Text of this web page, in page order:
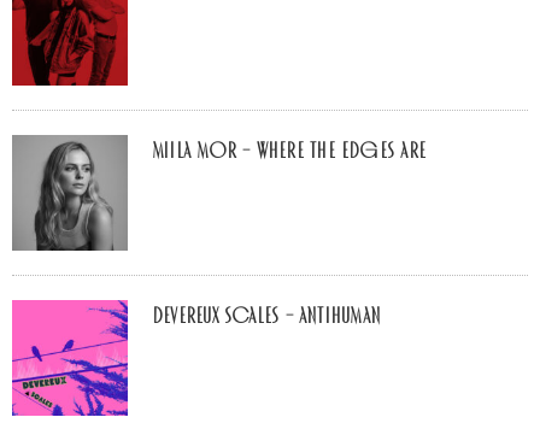
Miila Mor – Where The Edges Are
Devereux Scales – Antihuman